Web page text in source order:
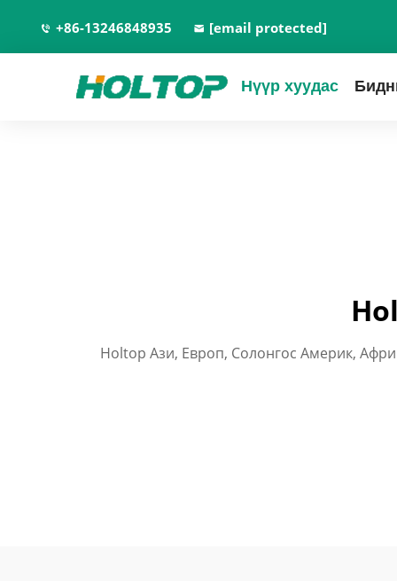
+86-13246848935 [email protected]
Нүүр хуудас
Holtop Ази, Европ, Солонгос Америк,